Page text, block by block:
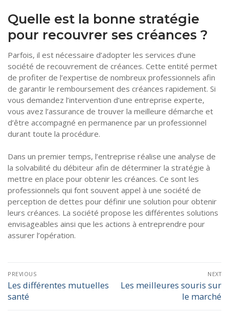
Quelle est la bonne stratégie
pour recouvrer ses créances ?
Parfois, il est nécessaire d’adopter les services d’une
société de recouvrement de créances. Cette entité permet
de profiter de l’expertise de nombreux professionnels afin
de garantir le remboursement des créances rapidement. Si
vous demandez l’intervention d’une entreprise experte,
vous avez l’assurance de trouver la meilleure démarche et
d’être accompagné en permanence par un professionnel
durant toute la procédure.
Dans un premier temps, l’entreprise réalise une analyse de
la solvabilité du débiteur afin de déterminer la stratégie à
mettre en place pour obtenir les créances. Ce sont les
professionnels qui font souvent appel à une société de
perception de dettes pour définir une solution pour obtenir
leurs créances. La société propose les différentes solutions
envisageables ainsi que les actions à entreprendre pour
assurer l’opération.
PREVIOUS
Les différentes mutuelles
santé
NEXT
Les meilleures souris sur
le marché